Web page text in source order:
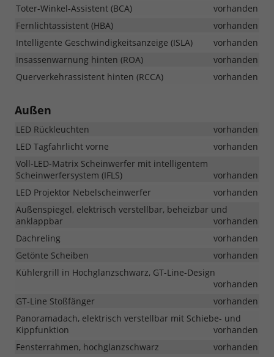
Toter-Winkel-Assistent (BCA)
vorhanden
Fernlichtassistent (HBA)
vorhanden
Intelligente Geschwindigkeitsanzeige (ISLA)
vorhanden
Insassenwarnung hinten (ROA)
vorhanden
Querverkehrassistent hinten (RCCA)
vorhanden
Außen
LED Rückleuchten
vorhanden
LED Tagfahrlicht vorne
vorhanden
Voll-LED-Matrix Scheinwerfer mit intelligentem
Scheinwerfersystem (IFLS)
vorhanden
LED Projektor Nebelscheinwerfer
vorhanden
Außenspiegel, elektrisch verstellbar, beheizbar und
anklappbar
vorhanden
Dachreling
vorhanden
Getönte Scheiben
vorhanden
Kühlergrill in Hochglanzschwarz, GT-Line-Design
vorhanden
GT-Line Stoßfänger
vorhanden
Panoramadach, elektrisch verstellbar mit Schiebe- und
Kippfunktion
vorhanden
Fensterrahmen, hochglanzschwarz
vorhanden